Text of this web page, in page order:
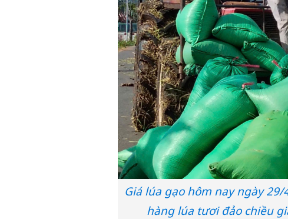
Giá lúa gạo hôm nay ngày
hàng lúa tươi đảo chiều